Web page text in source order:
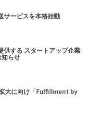
サービスを本格始動
供する スタートアップ企業
らせ
大に向け「Fulfillment by